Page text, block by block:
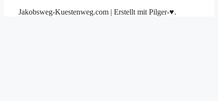
Jakobsweg-Kuestenweg.com | Erstellt mit Pilger-♥.